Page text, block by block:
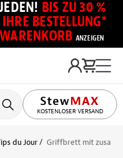
BIS ZU 30 %
BESTELLUNG*
ANZEIGEN
KOSTENLOSER VERSAND
du Jour Griffbrett mit